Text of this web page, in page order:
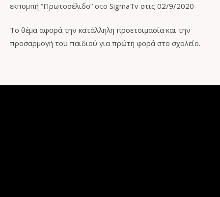
εκπομπή “Πρωτοσέλιδο” στο SigmaTv στις 02/9/2020
Το θέμα αφορά την κατάλληλη προετοιμασία και την
προσαρμογή του παιδιού για πρώτη φορά στο σχολείο.